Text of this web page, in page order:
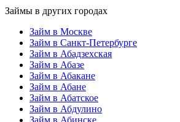
Займы в других городах
Займ в Москве
Займ в Санкт-Петербурге
Займ в Абадзехская
Займ в Абазе
Займ в Абакане
Займ в Абане
Займ в Абатское
Займ в Абдулино
Займ в Абинске